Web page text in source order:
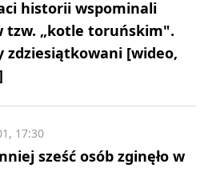
historii wspominali
tzw. „kotle toruńskim".
zdziesiątkowani [wideo,
sześć osób zginęło w
17:30